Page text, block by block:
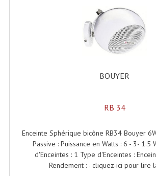
Projecteur Extérieur
Projecteur Led Sur Batterie
Projecteurs À Leds
Projecteurs Leds
Projecteurs Plafonniers Et
Projecteurs Théâtre Led
BOUYER
RB 34
Enceinte Sphérique bicône RB34 Bouyer
Passive : Puissance en Watts : 6 - 3- 1.5
d'Enceintes : 1 Type d'Enceintes :
Rendement : - cliquez-ici pour lire